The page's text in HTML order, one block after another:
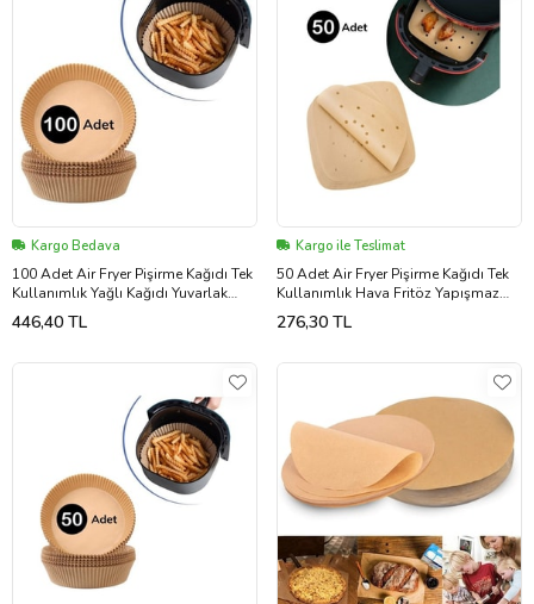
Kargo Bedava
100 Adet Air Fryer Pişirme Kağıdı Tek
Kullanımlık Yağlı Kağıdı Yuvarlak
Tabak Model (5343)
446,40 TL
Kargo ile Teslimat
50 Adet Air Fryer Pişirme Kağıdı Tek
Kullanımlık Hava Fritöz Yapışmaz
Yağlı Kağıt Delikli Model (5343)
276,30 TL